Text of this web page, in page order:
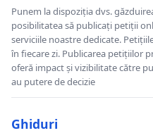
Punem la dispoziția dvs.
posibilitatea să publicați petiții
serviciile noastre dedicate.
în fiecare zi. Publicarea petițiilor
oferă impact și vizibilitate către
au putere de decizie
Ghiduri